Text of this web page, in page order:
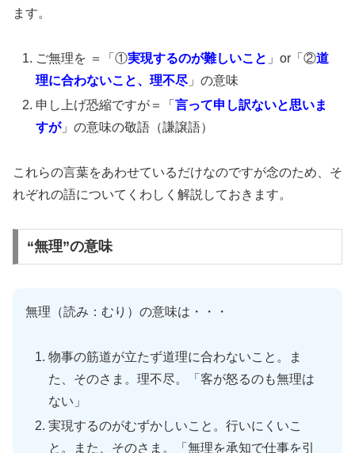
ます。
ご無理を ＝「①実現するのが難しいこと 」or「②道
理に合わないこと、理不尽」の意味
申し上げ恐縮ですが＝「言って申し訳ないと思いま
すが」の意味の敬語（謙譲語）
これらの言葉をあわせているだけなのですが念のため、そ
れぞれの語についてくわしく解説しておきます。
“無理”の意味
無理（読み：むり）の意味は・・・
物事の筋道が立たず道理に合わないこと。ま
た、そのさま。理不尽。「客が怒るのも無理は
ない」
実現するのがむずかしいこと。行いにくいこ
と。また、そのさま。「無理を承知で仕事を引